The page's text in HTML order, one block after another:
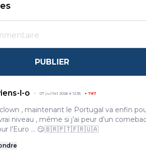
PUBLIER
l-o 07 juillet 2026 à 12:35 + 787
, maintenant le Portugal va enfin
niveau , même si j’ai peur d’un
l’Euro … 😏🇧🇷🇵🇹🇫🇷🇺🇦